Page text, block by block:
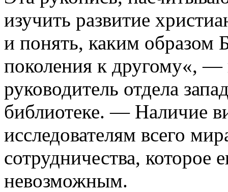
изучить развитие
и понять, каким образом
поколения к другому«,
руководитель отдела
библиотеке. — Наличие
исследователям всего
сотрудничества, которое
невозможным.